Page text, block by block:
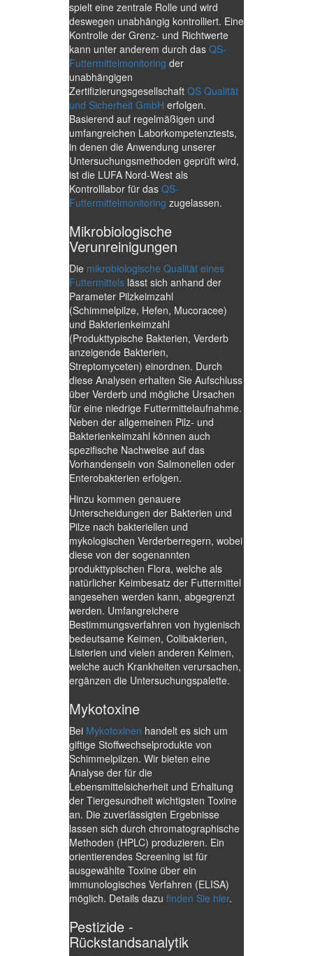
spielt eine zentrale Rolle und wird
deswegen unabhängig kontrolliert. Eine
Kontrolle der Grenz- und Richtwerte
kann unter anderem durch das QS-
Futtermittelmonitoring der
unabhängigen
Zertifizierungsgesellschaft QS Qualität
und Sicherheit GmbH erfolgen.
Basierend auf regelmäßigen und
umfangreichen Laborkompetenztests,
in denen die Anwendung unserer
Untersuchungsmethoden geprüft wird,
ist die LUFA Nord-West als
Kontrolllabor für das QS-
Futtermittelmonitoring zugelassen.
Mikrobiologische
Verunreinigungen
Die mikrobiologische Qualität eines
Futtermittels lässt sich anhand der
Parameter Pilzkeimzahl
(Schimmelpilze, Hefen, Mucoracee)
und Bakterienkeimzahl
(Produkttypische Bakterien, Verderb
anzeigende Bakterien,
Streptomyceten) einordnen. Durch
diese Analysen erhalten Sie Aufschluss
über Verderb und mögliche Ursachen
für eine niedrige Futtermittelaufnahme.
Neben der allgemeinen Pilz- und
Bakterienkeimzahl können auch
spezifische Nachweise auf das
Vorhandensein von Salmonellen oder
Enterobakterien erfolgen.
Hinzu kommen genauere
Unterscheidungen der Bakterien und
Pilze nach bakteriellen und
mykologischen Verderberregern, wobei
diese von der sogenannten
produkttypischen Flora, welche als
natürlicher Keimbesatz der Futtermittel
angesehen werden kann, abgegrenzt
werden. Umfangreichere
Bestimmungsverfahren von hygienisch
bedeutsame Keimen, Colibakterien,
Listerien und vielen anderen Keimen,
welche auch Krankheiten verursachen,
ergänzen die Untersuchungspalette.
Mykotoxine
Bei Mykotoxinen handelt es sich um
giftige Stoffwechselprodukte von
Schimmelpilzen. Wir bieten eine
Analyse der für die
Lebensmittelsicherheit und Erhaltung
der Tiergesundheit wichtigsten Toxine
an. Die zuverlässigten Ergebnisse
lassen sich durch chromatographische
Methoden (HPLC) produzieren. Ein
orientierendes Screening ist für
ausgewählte Toxine über ein
immunologisches Verfahren (ELISA)
möglich. Details dazu finden Sie hier.
Pestizide -
Rückstandsanalytik